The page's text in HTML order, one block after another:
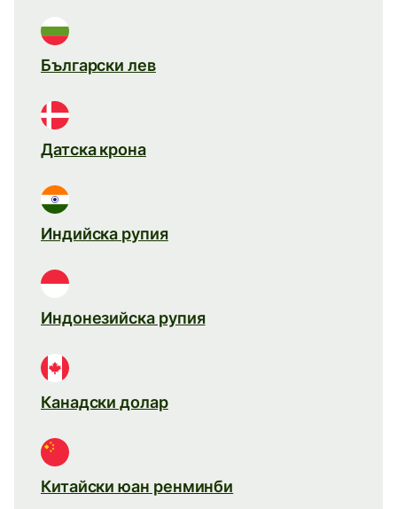
Български лев
Датска крона
Индийска рупия
Индонезийска рупия
Канадски долар
Китайски юан ренминби